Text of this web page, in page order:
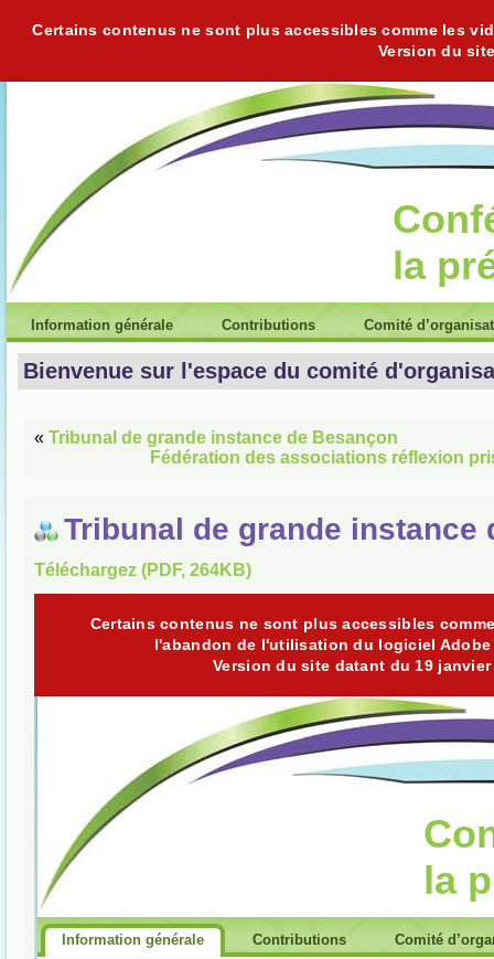
Certains contenus ne sont plus accessibles comme les
Version du
la
Information générale Contributions Comité
Bienvenue sur l'espace du comité
« Tribunal de grande instance de Besançon
Fédération des associations réflexion
Tribunal de grande instance
Téléchargez (PDF, 264KB)